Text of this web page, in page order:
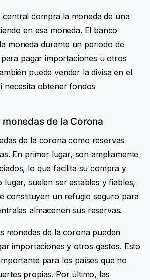
compra la moneda de una
en esa moneda. El banco
moneda durante un periodo de
pagar importaciones u otros
puede vender la divisa en el
necesita obtener fondos
de la Corona
de la corona como reservas
En primer lugar, son ampliamente
lo que facilita su compra y
lugar, suelen ser estables y fiables,
constituyen un refugio seguro para
almacenen sus reservas.
monedas de la corona pueden
importaciones y otros gastos. Esto
para los países que no
propias. Por último, las